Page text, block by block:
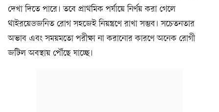
দেখা দিতে পারে। তবে প্রাথমিক পর্যায়ে নির্ণয় করা গেলে
থাইরয়েডজনিত রোগ সহজেই নিয়ন্ত্রণে রাখা সম্ভব। সচেতনতার
অভাব এবং সময়মতো পরীক্ষা না করানোর কারণে অনেক রোগী
জটিল অবস্থায় পৌঁছে যাচ্ছে।